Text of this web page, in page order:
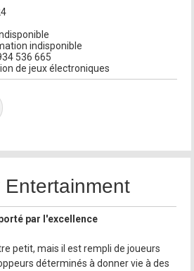
indisponible
536 665
de jeux électroniques
Entertainment
par l'excellence
petit, mais il est rempli de joueurs
déterminés à donner vie à des